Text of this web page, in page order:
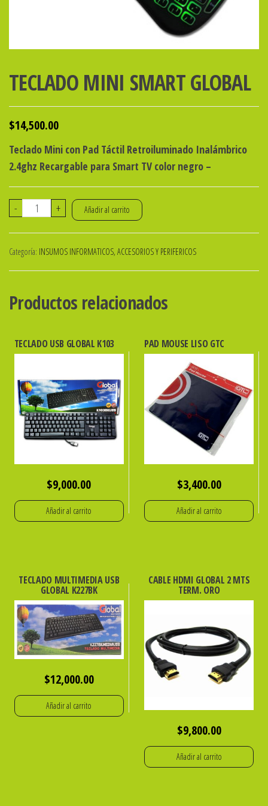
TECLADO MINI SMART GLOBAL
$14,500.00
Teclado Mini con Pad Táctil Retroiluminado Inalámbrico
2.4ghz Recargable para Smart TV color negro –
-
TECLADO
GLOBAL
cantidad
+ Añadir al carrito
Categoría: INSUMOS INFORMATICOS, ACCESORIOS Y PERIFERICOS
Productos relacionados
TECLADO USB GLOBAL K103
$9,000.00
Añadir al carrito
PAD MOUSE LISO GTC
$3,400.00
Añadir al carrito
TECLADO MULTIMEDIA USB
GLOBAL K227BK
$12,000.00
Añadir al carrito
CABLE HDMI GLOBAL 2 MTS
TERM. ORO
$9,800.00
Añadir al carrito